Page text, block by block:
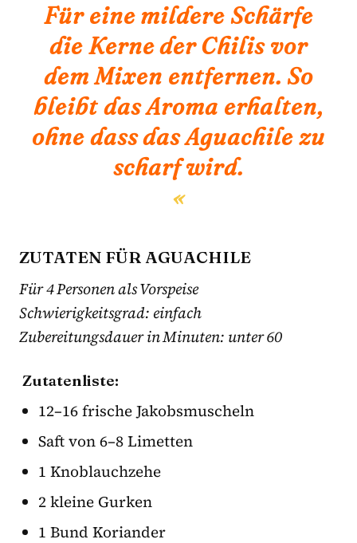
Für eine mildere Schärfe
die Kerne der Chilis vor
dem Mixen entfernen. So
bleibt das Aroma erhalten,
ohne dass das Aguachile zu
scharf wird.
ZUTATEN FÜR AGUACHILE
Für 4 Personen als Vorspeise
Schwierigkeitsgrad: einfach
Zubereitungsdauer in Minuten: unter 60
Zutatenliste:
12–16 frische Jakobsmuscheln
Saft von 6–8 Limetten
1 Knoblauchzehe
2 kleine Gurken
1 Bund Koriander